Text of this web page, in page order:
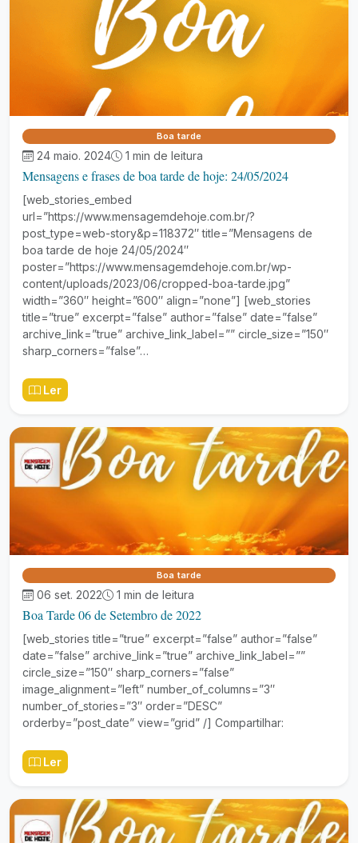
Boa tarde
24 maio. 2024 1 min de leitura
Mensagens e frases de boa tarde de hoje: 24/05/2024
[web_stories_embed
url=”https://www.mensagemdehoje.com.br/?
post_type=web-story&p=118372″ title=”Mensagens de
boa tarde de hoje 24/05/2024″
poster=”https://www.mensagemdehoje.com.br/wp-
content/uploads/2023/06/cropped-boa-tarde.jpg”
width=”360″ height=”600″ align=”none”] [web_stories
title=”true” excerpt=”false” author=”false” date=”false”
archive_link=”true” archive_link_label=”” circle_size=”150″
sharp_corners=”false”…
Ler
Boa tarde
06 set. 2022 1 min de leitura
Boa Tarde 06 de Setembro de 2022
[web_stories title=”true” excerpt=”false” author=”false”
date=”false” archive_link=”true” archive_link_label=””
circle_size=”150″ sharp_corners=”false”
image_alignment=”left” number_of_columns=”3″
number_of_stories=”3″ order=”DESC”
orderby=”post_date” view=”grid” /] Compartilhar:
Ler